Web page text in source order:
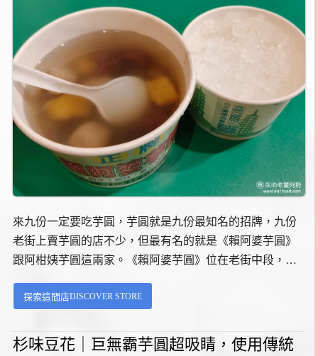
來九份一定要吃芋圓，芋圓就是九份最知名的招牌，九份
老街上賣芋圓的店不少，但最有名的就是《賴阿婆芋圓》
跟阿柑姨芋圓這兩家。《賴阿婆芋圓》位在老街中段，交
老字號。《賴阿婆芋圓》創立於 1991 年，到現在已經三十
探索這間店DISCOVER STORE
杉味豆花｜巨無霸芋圓超吸睛，使用傳統